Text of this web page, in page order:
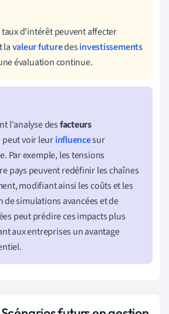
taux d'intérêt peuvent affecter
lavaleur futuredesinvestissements
évaluation continue.
l'analyse desfacteurs
peut voir leurinfluencesur
Par exemple, les tensions
pays peuvent redéfinir les chaînes
modifiant ainsi les coûts et les
simulations avancées et de
peut prédire ces impacts plus
aux entreprises un avantage